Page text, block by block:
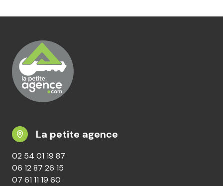
La petite agence
02 54 01 19 87
06 12 87 26 15
07 61 11 19 60